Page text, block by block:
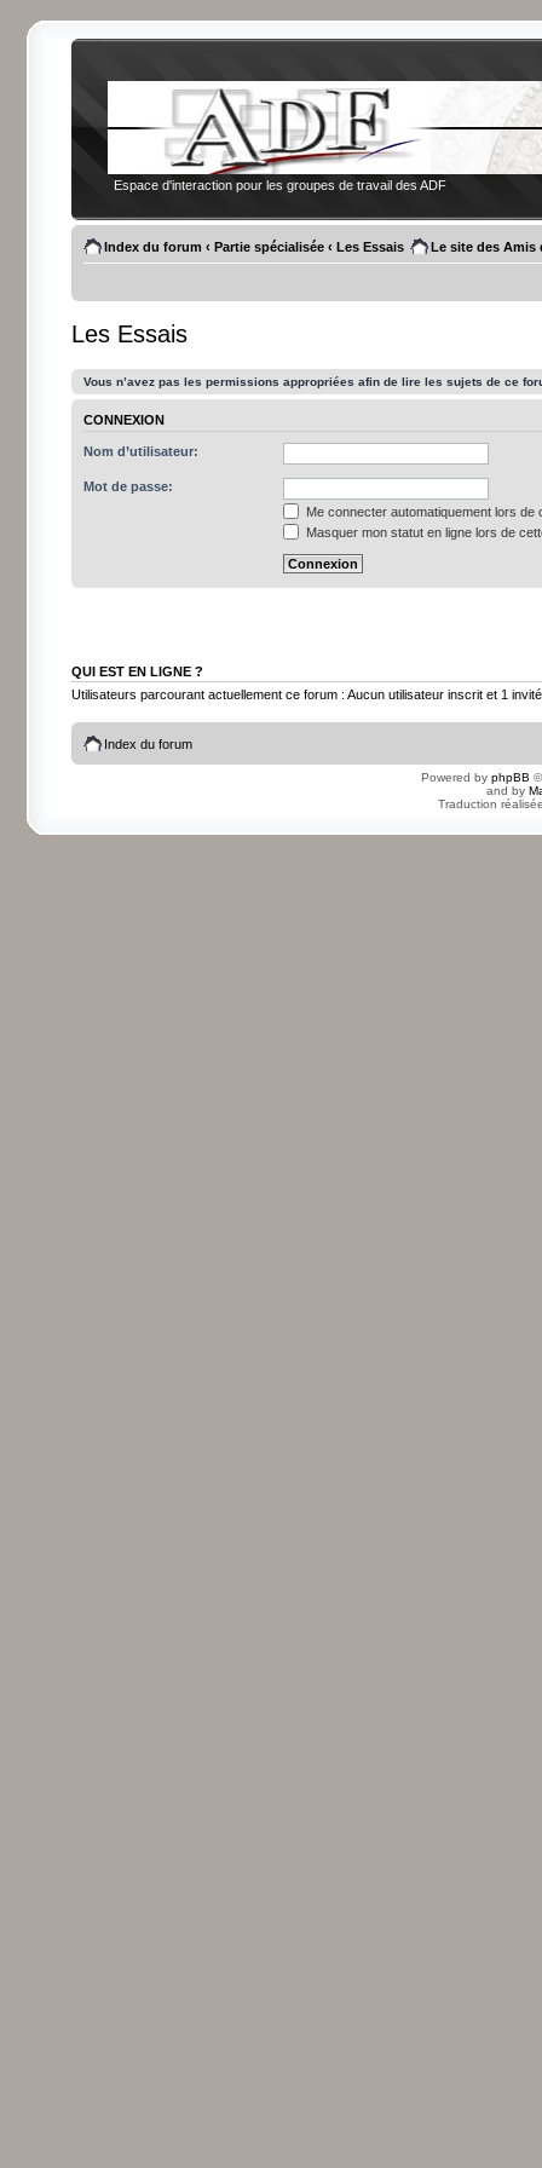
Espace d'interaction pour les groupes de travail des ADF
Index du forum ‹ Partie spécialisée ‹ Les Essais Le site des Amis
Les Essais
Vous n’avez pas les permissions appropriées afin de lire les sujets de ce
CONNEXION
Nom d’utilisateur:
Mot de passe:
Me connecter automatiquement lors de
Masquer mon statut en ligne lors de
QUI EST EN LIGNE ?
Utilisateurs parcourant actuellement ce forum : Aucun utilisateur inscrit et 1 invité
Index du forum
Powered by phpBB
and by
Traduction